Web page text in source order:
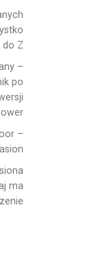
do Z
–
po
–
ma